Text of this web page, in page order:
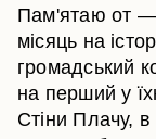
Пам'ятаю от —
місяць на
громадський
на перший у
Стіни Плачу,